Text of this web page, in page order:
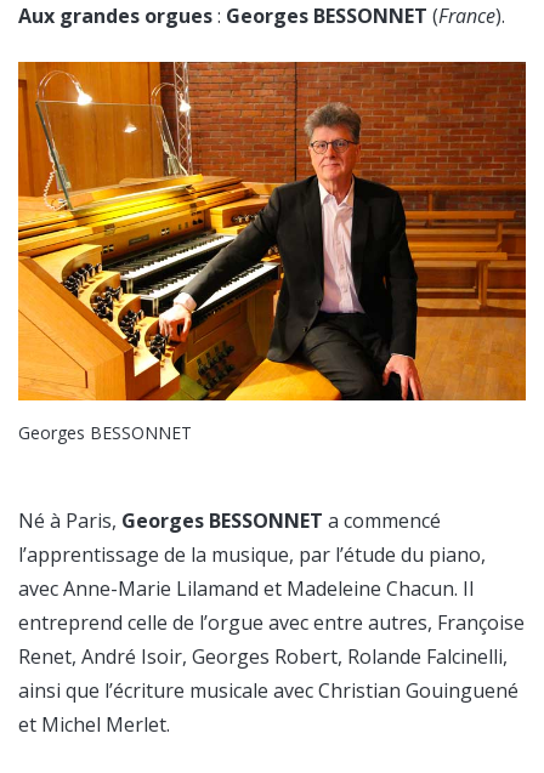
Aux grandes orgues: Georges BESSONNET (France).
Georges BESSONNET
Né à Paris, Georges BESSONNET a commencé
l’apprentissage de la musique, par l’étude du piano,
avec Anne-Marie Lilamand et Madeleine Chacun. Il
entreprend celle de l’orgue avec entre autres, Françoise
Renet, André Isoir, Georges Robert, Rolande Falcinelli,
ainsi que l’écriture musicale avec Christian Gouinguené
et Michel Merlet.